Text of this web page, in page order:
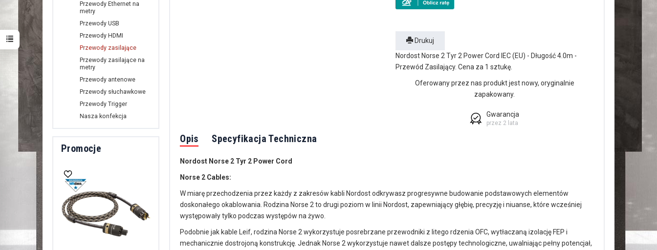
Drukuj
Nordost Norse 2 Tyr 2 Power Cord IEC (EU) - Długość 4.0m -
Przewód Zasilający. Cena za 1 sztukę.
Oferowany przez nas produkt jest nowy, oryginalnie
zapakowany.
Gwarancja
przez 2 lata
Opis Specyfikacja Techniczna
Nordost Norse 2 Tyr 2 Power Cord
Norse 2 Cables:
W miarę przechodzenia przez każdy z zakresów kabli Nordost odkrywasz progresywne budowanie podstawowych elementów
doskonałego okablowania. Rodzina Norse 2 to drugi poziom w linii Nordost, zapewniający głębię, precyzję i niuanse, które wcześniej
występowały tylko podczas występów na żywo.
Podobnie jak kable Leif, rodzina Norse 2 wykorzystuje posrebrzane przewodniki z litego rdzenia OFC, wytłaczaną izolację FEP i
mechanicznie dostrojoną konstrukcję. Jednak Norse 2 wykorzystuje nawet dalsze postępy technologiczne, uwalniając pełny potencjał,
Przewody Ethernet na
metry
Przewody USB
Przewody HDMI
Przewody zasilające
Przewody zasilające na
metry
Przewody antenowe
Przewody słuchawkowe
Przewody Trigger
Nasza konfekcja
Promocje